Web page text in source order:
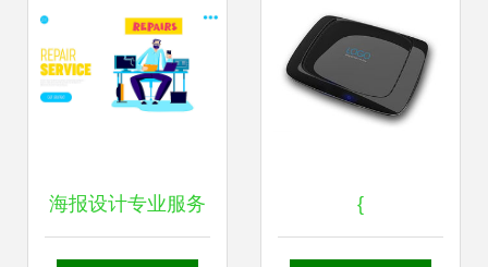
海报设计专业服务 {